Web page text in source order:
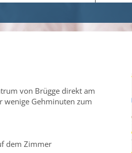
von Brügge direkt am
wenige Gehminuten zum
dem Zimmer